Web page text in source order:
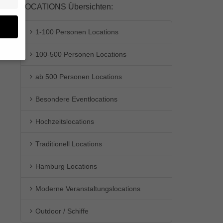
LOCATIONS Übersichten:
1-100 Personen Locations
100-500 Personen Locations
ab 500 Personen Locations
Besondere Eventlocations
Hochzeitslocations
Traditionell Locations
Hamburg Locations
Moderne Veranstaltungslocations
Outdoor / Schiffe